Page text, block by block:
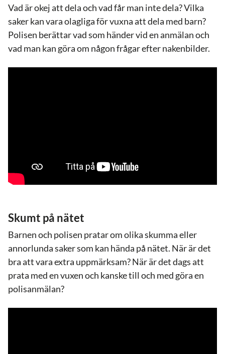
Vad är okej att dela och vad får man inte dela? Vilka
saker kan vara olagliga för vuxna att dela med barn?
Polisen berättar vad som händer vid en anmälan och
vad man kan göra om någon frågar efter nakenbilder.
Skumt på nätet
Barnen och polisen pratar om olika skumma eller
annorlunda saker som kan hända på nätet. När är det
bra att vara extra uppmärksam? När är det dags att
prata med en vuxen och kanske till och med göra en
polisanmälan?